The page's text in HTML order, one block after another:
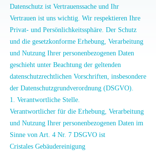
Datenschutz ist Vertrauenssache und Ihr
Vertrauen ist uns wichtig. Wir respektieren Ihre
Privat- und Persönlichkeitssphäre. Der Schutz
und die gesetzkonforme Erhebung, Verarbeitung
und Nutzung Ihrer personenbezogenen Daten
geschieht unter Beachtung der geltenden
datenschutzrechtlichen Vorschriften, insbesondere
der Datenschutzgrundverordnung (DSGVO).
1. Verantwortliche Stelle.
Verantwortlicher für die Erhebung, Verarbeitung
und Nutzung Ihrer personenbezogenen Daten im
Sinne von Art. 4 Nr. 7 DSGVO ist
Cristales Gebäudereinigung